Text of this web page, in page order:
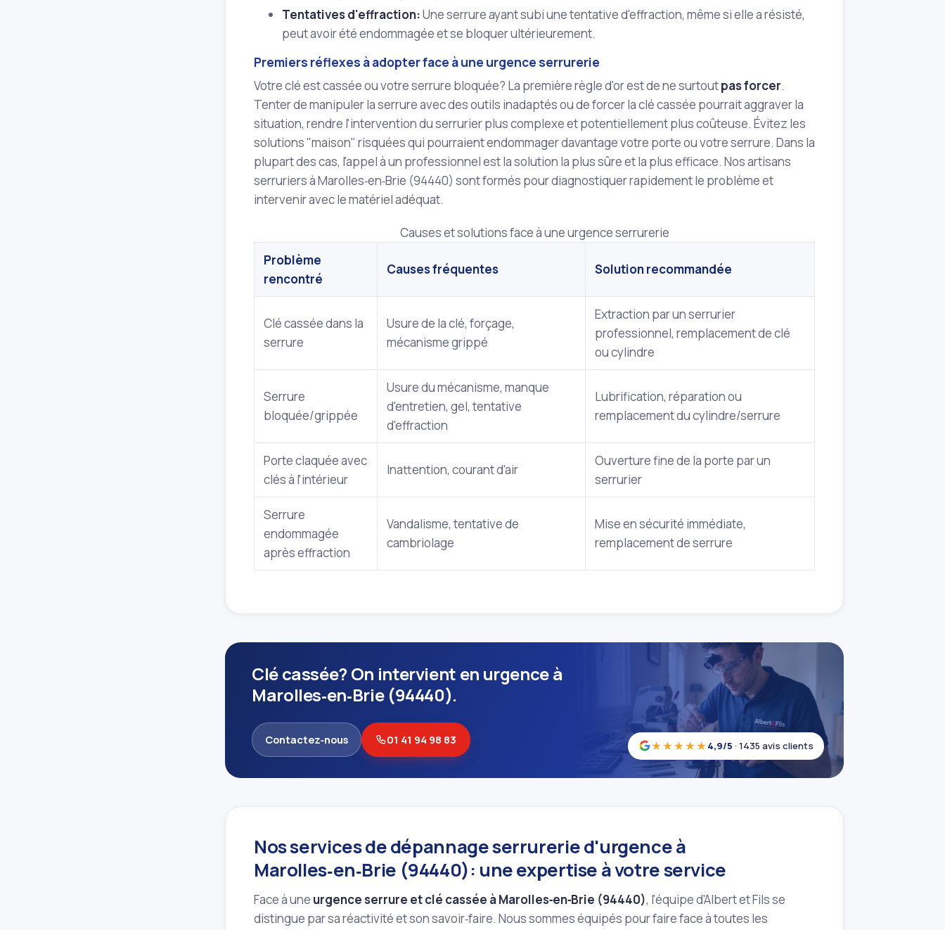
Tentatives d'effraction:Une serrure ayant subi une tentative d'effraction, même si elle a résisté,
peut avoir été endommagée et se bloquer ultérieurement.
Premiers réflexes à adopter face à une urgence serrurerie
Votre clé est cassée ou votre serrure bloquée? La première règle d'or est de ne surtoutpas forcer.
Tenter de manipuler la serrure avec des outils inadaptés ou de forcer la clé cassée pourrait aggraver la
situation, rendre l'intervention du serrurier plus complexe et potentiellement plus coûteuse. Évitez les
solutions "maison" risquées qui pourraient endommager davantage votre porte ou votre serrure. Dans la
plupart des cas, l'appel à un professionnel est la solution la plus sûre et la plus efficace. Nos artisans
serruriers à Marolles‑en‑Brie (94440) sont formés pour diagnostiquer rapidement le problème et
intervenir avec le matériel adéquat.
Causes et solutions face à une urgence serrurerie
Problème
rencontré
Causes fréquentes Solution recommandée
Clé cassée dans la
serrure
Usure de la clé, forçage,
mécanisme grippé
Extraction par un serrurier
professionnel, remplacement de clé
ou cylindre
Serrure
bloquée/grippée
Usure du mécanisme, manque
d'entretien, gel, tentative
d'effraction
Lubrification, réparation ou
remplacement du cylindre/serrure
Porte claquée avec
clés à l'intérieur
Inattention, courant d'air
Ouverture fine de la porte par un
serrurier
Serrure
endommagée
après effraction
Vandalisme, tentative de
cambriolage
Mise en sécurité immédiate,
remplacement de serrure
★★★★★4,9/5 · 1435 avis clients
Clé cassée? On intervient en urgence à
Marolles‑en‑Brie (94440).
Contactez‑nous 01 41 94 98 83
Nos services de dépannage serrurerie d'urgence à
Marolles‑en‑Brie (94440): une expertise à votre service
Face à une urgence serrure et clé cassée à Marolles‑en‑Brie (94440), l'équipe d'Albert et Fils se
distingue par sa réactivité et son savoir‑faire. Nous sommes équipés pour faire face à toutes les